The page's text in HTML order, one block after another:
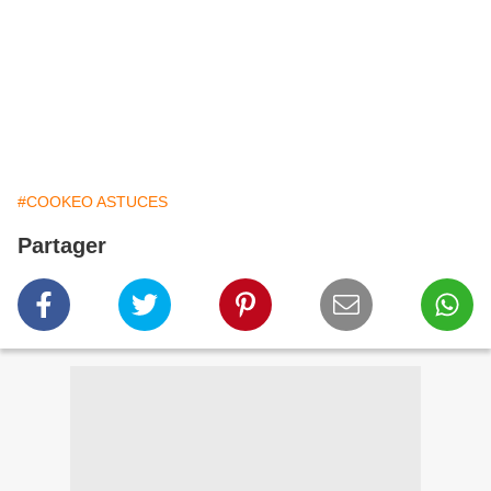
#COOKEO ASTUCES
Partager